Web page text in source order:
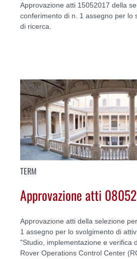
Approvazione atti 15052017 della
conferimento di n. 1 assegno per lo
di ricerca.
TERM
Approvazione atti
Approvazione atti della selezione
1 assegno per lo svolgimento di
"Studio, implementazione e verifica
Rover Operations Control Center